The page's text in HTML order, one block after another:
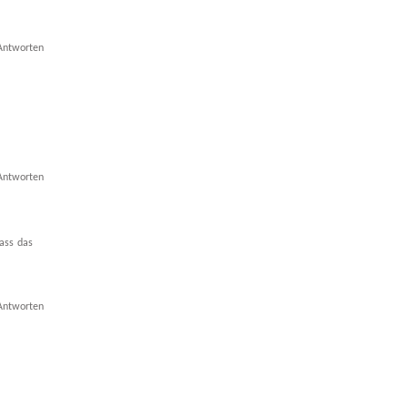
das